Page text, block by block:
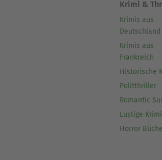
Krimi &
Krimis aus
Deutschland
Krimis aus
Frankreich
Historische
Politthriller
Romantic
Lustige
Horror